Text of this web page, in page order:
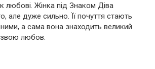
любові. Жінка під Знаком Діва
але дуже сильно. Її почуття стають
а сама вона знаходить великий
любов.